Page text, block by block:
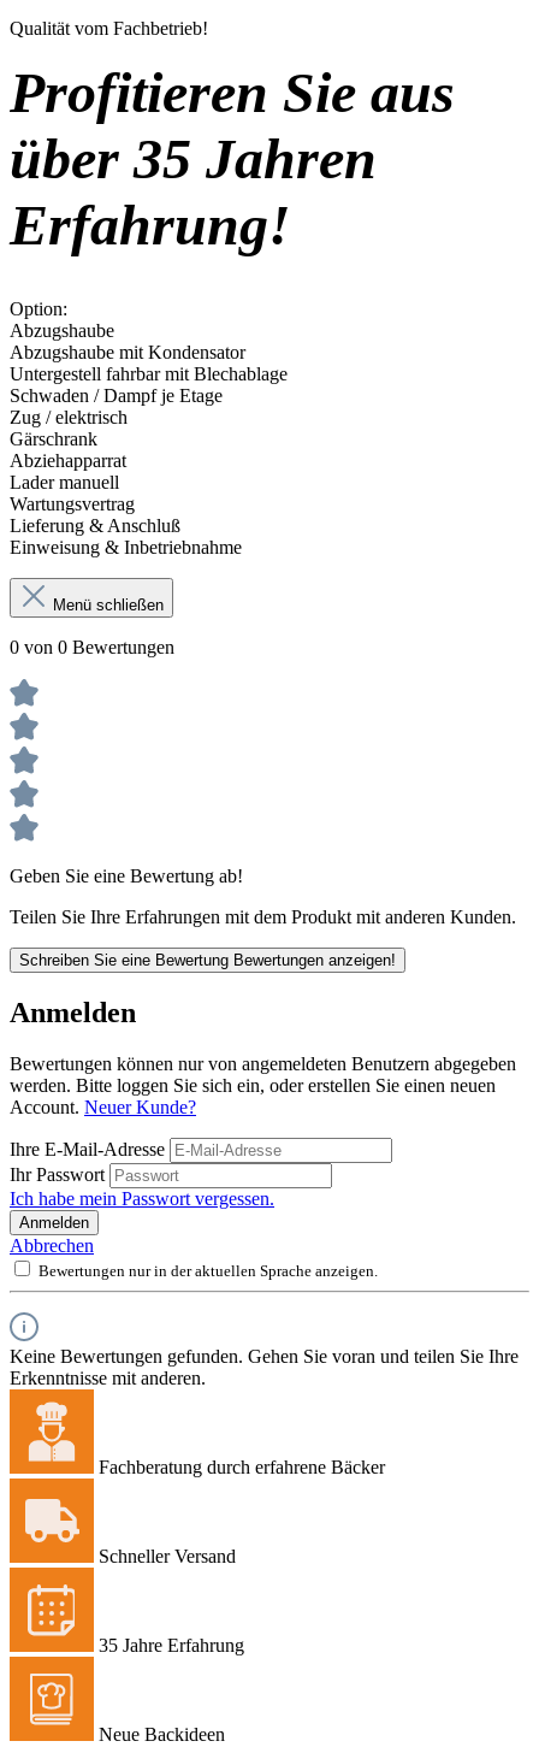
Qualität vom Fachbetrieb!
Profitieren Sie aus
über 35 Jahren
Erfahrung!
Option:
Abzugshaube
Abzugshaube mit Kondensator
Untergestell fahrbar mit Blechablage
Schwaden / Dampf je Etage
Zug / elektrisch
Gärschrank
Abziehapparrat
Lader manuell
Wartungsvertrag
Lieferung & Anschluß
Einweisung & Inbetriebnahme
Menü schließen
0 von 0 Bewertungen
Geben Sie eine Bewertung ab!
Teilen Sie Ihre Erfahrungen mit dem Produkt mit anderen Kunden.
Schreiben Sie eine Bewertung Bewertungen anzeigen!
Anmelden
Bewertungen können nur von angemeldeten Benutzern abgegeben
werden. Bitte loggen Sie sich ein, oder erstellen Sie einen neuen
Account. Neuer Kunde?
Ihre E-Mail-Adresse
Ihr Passwort
Ich habe mein Passwort vergessen.
Anmelden
Abbrechen
Bewertungen nur in der aktuellen Sprache anzeigen.
Keine Bewertungen gefunden. Gehen Sie voran und teilen Sie Ihre
Erkenntnisse mit anderen.
Fachberatung durch erfahrene Bäcker
Schneller Versand
35 Jahre Erfahrung
Neue Backideen